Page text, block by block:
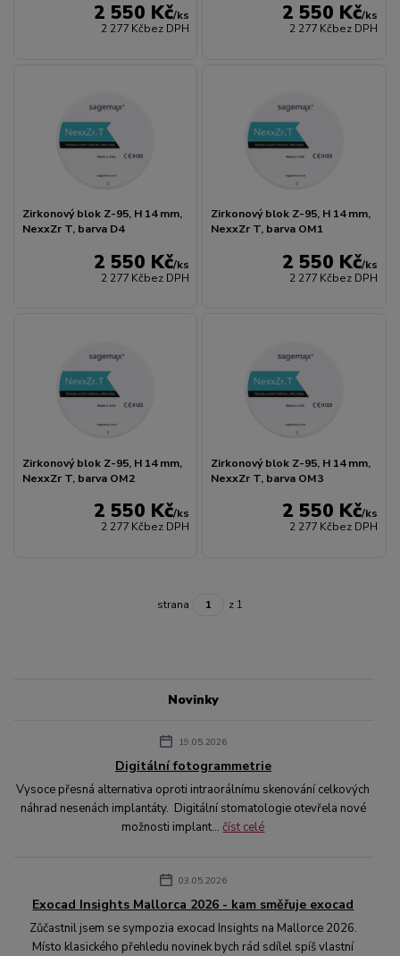
2 550 Kč/ks
2 277 Kčbez DPH
2 550 Kč/ks
2 277 Kčbez DPH
Zirkonový blok Z-95, H 14 mm,
NexxZr T, barva D4
2 550 Kč/ks
2 277 Kčbez DPH
Zirkonový blok Z-95, H 14 mm,
NexxZr T, barva OM1
2 550 Kč/ks
2 277 Kčbez DPH
Zirkonový blok Z-95, H 14 mm,
NexxZr T, barva OM2
2 550 Kč/ks
2 277 Kčbez DPH
Zirkonový blok Z-95, H 14 mm,
NexxZr T, barva OM3
2 550 Kč/ks
2 277 Kčbez DPH
strana z 1
Novinky
19.05.2026
Digitální fotogrammetrie
Vysoce přesná alternativa oproti intraorálnímu skenování celkových
náhrad nesenách implantáty. Digitální stomatologie otevřela nové
možnosti implant...číst celé
03.05.2026
Exocad Insights Mallorca 2026 - kam směřuje exocad
Zůčastnil jsem se sympozia exocad Insights na Mallorce 2026.
Místo klasického přehledu novinek bych rád sdílel spíš vlastní